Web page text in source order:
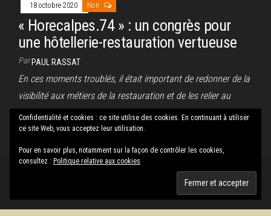
18 octobre 2020 Non
« Horecalpes.74 » : un congrès pour
une hôtellerie-restauration vertueuse
ParPAUL RASSAT
En ces moments troublés, il était important de redonner de la
visibilité aux métiers de la restauration et de les relier au
territoire. Le salon Horecalpes organisé par Jocelyne Périn à
l’Impérial d’Annecy y a contribué grandement.
Thème :Envo Magazine
Confidentialité et cookies : ce site utilise des cookies. En continuant à utiliser
ce site Web, vous acceptez leur utilisation.
Pour en savoir plus, notamment sur la façon de contrôler les cookies,
consultez : Politique relative aux cookies